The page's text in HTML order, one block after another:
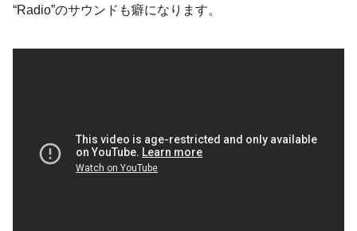
“Radio”のサウンドも癖になります。